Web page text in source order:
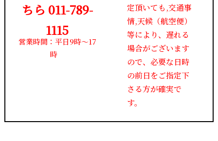
ちら 011-789-
1115
営業時間：平日9時～17
時
定頂いても,交通事
情,天候（航空便）
等により、遅れる
場合がございます
ので、必要な日時
の前日をご指定下
さる方が確実で
す。